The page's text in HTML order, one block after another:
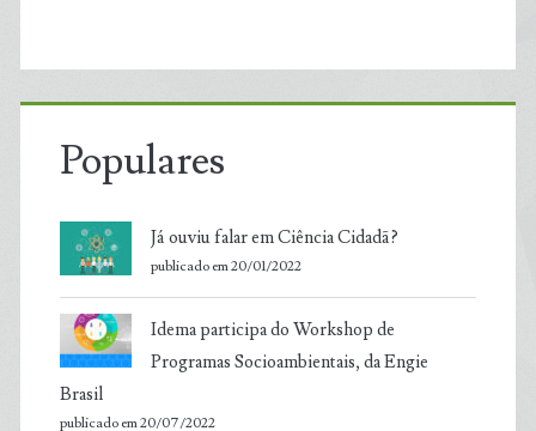
Populares
Já ouviu falar em Ciência Cidadã?
publicado em 20/01/2022
Idema participa do Workshop de
Programas Socioambientais, da Engie
Brasil
publicado em 20/07/2022